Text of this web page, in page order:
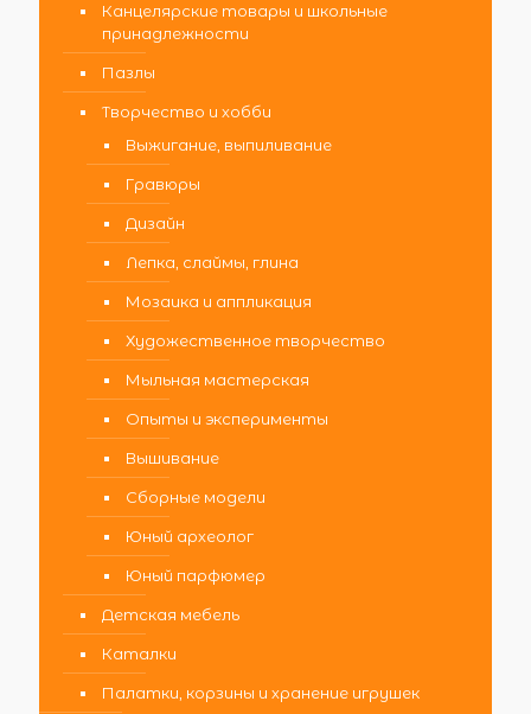
Канцелярские товары и школьные
принадлежности
Пазлы
Творчество и хобби
Выжигание, выпиливание
Гравюры
Дизайн
Лепка, слаймы, глина
Мозаика и аппликация
Художественное творчество
Мыльная мастерская
Опыты и эксперименты
Вышивание
Сборные модели
Юный археолог
Юный парфюмер
Детская мебель
Каталки
Палатки, корзины и хранение игрушек